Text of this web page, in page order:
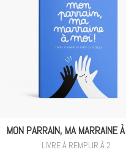
MON PARRAIN, MA MARRAINE
LIVRE À REMPLIR À 2